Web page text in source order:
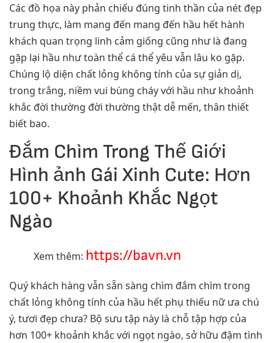
Các đồ họa này phản chiếu đúng tinh thần của nét đẹp
trung thực, làm mang đến mang đến hầu hết hành
khách quan trọng linh cảm giống cũng như là đang
gặp lại hầu như toàn thể cá thể yêu vẫn lâu ko gặp.
Chúng lộ diện chất lỏng không tính của sự giản dị,
trong trắng, niềm vui bùng cháy với hầu như khoảnh
khắc đời thường đời thường thật dễ mến, thân thiết
biết bao.
Đắm Chìm Trong Thế Giới
Hình ảnh Gái Xinh Cute: Hơn
100+ Khoảnh Khắc Ngọt
Ngào
Xem thêm: https://bavn.vn
Quý khách hàng vẫn sẵn sàng chìm đắm chìm trong
chất lỏng không tính của hầu hết phụ thiếu nữ ưa chú
ý, tươi đẹp chưa? Bộ sưu tập này là chỗ tập hợp của
hơn 100+ khoảnh khắc với ngọt ngào, sở hữu đậm tình